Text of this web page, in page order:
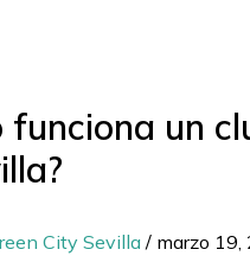
funciona un
City Sevilla / marzo 19,